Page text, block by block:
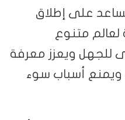
على إطلاق
لعالم متنوع
للجهل ويعزز معرفة
ويمنع أسباب سوء